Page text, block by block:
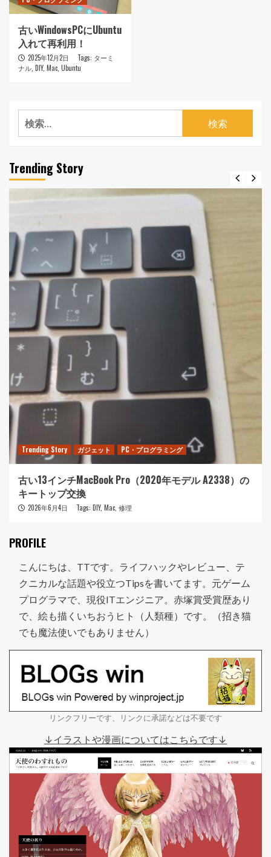
古いWindowsPCにUbuntu
入れて再利用！
2025年12月2日 Tags: ターミ
ナル, DIY, Mac, Ubuntu
検
索:
Trending Story
Trending Story ガジェット PC・プログラミング
古い13インチMacBook Pro（2020年モデル A2338）の
キートップ交換
2026年6月4日 Tags: DIY, Mac, 修理
PROFILE
こんにちは、TTです。ライフハックやレビュー、テ
クニカルな話題や役立つTipsを書いてます。元ゲーム
プログラマで、現役ITエンジニア。赤塚賞受賞歴あり
で、絵も描くいちおうヒト（人類種）です。（招き猫
でも魔法使いでもありません）
リンクフリーです、リンクに承諾などは不要です
↓イラストや漫画についてはこちらです↓